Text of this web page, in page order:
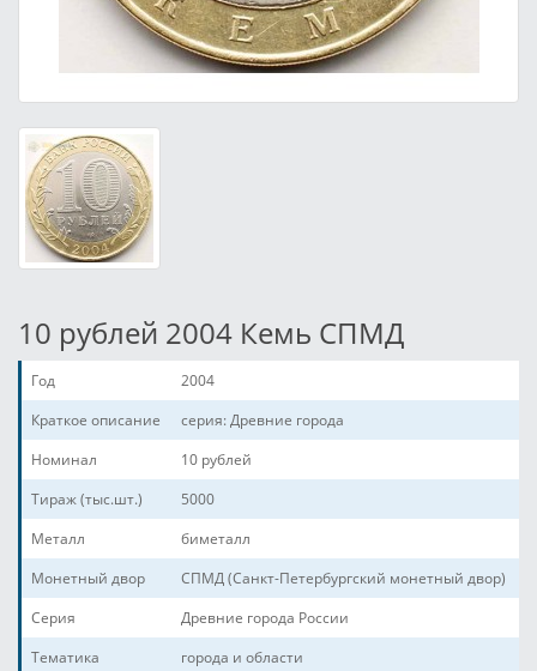
10 рублей 2004 Кемь СПМД
Год
2004
Краткое описание
серия: Древние города
Номинал
10 рублей
Тираж (тыс.шт.)
5000
Металл
биметалл
Монетный двор
СПМД (Санкт-Петербургский монетный двор)
Серия
Древние города России
Тематика
города и области